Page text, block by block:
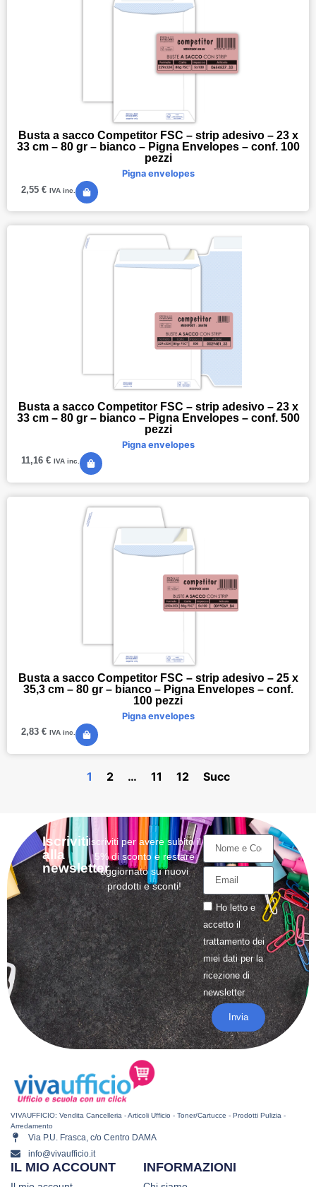
Busta a sacco Competitor FSC – strip adesivo – 23 x
33 cm – 80 gr – bianco – Pigna Envelopes – conf. 100
pezzi
Pigna envelopes
2,55 € IVA inc.
Busta a sacco Competitor FSC – strip adesivo – 23 x
33 cm – 80 gr – bianco – Pigna Envelopes – conf. 500
pezzi
Pigna envelopes
11,16 € IVA inc.
Busta a sacco Competitor FSC – strip adesivo – 25 x
35,3 cm – 80 gr – bianco – Pigna Envelopes – conf.
100 pezzi
Pigna envelopes
2,83 € IVA inc.
1 2 … 11 12 Succ
Iscriviti
alla
newsletter
Iscriviti per avere subito il
5% di sconto e restare
aggiornato su nuovi
prodotti e sconti!
Ho letto e
accetto il
trattamentodei
miei dati per la
ricezione di
newsletter
Invia
VIVAUFFICIO: Vendita Cancelleria - Articoli Ufficio - Toner/Cartucce - Prodotti Pulizia -
Arredamento
Via P.U. Frasca, c/o Centro DAMA
info@vivaufficio.it
INFORMAZIONI
IL MIO ACCOUNT